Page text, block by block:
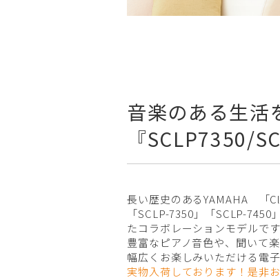
音楽のある生活
『SCLP7350/
長い歴史のあるYAMAHA 「
「SCLP-7350」「SCLP-
たコラボレーションモデルです
豊富なピアノ音色や、聞いて
幅広くお楽しみいただける電
実物入荷しております！是非